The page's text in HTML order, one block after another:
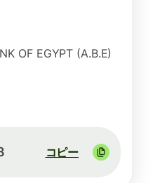
OF EGYPT (A.B.E)
コピー